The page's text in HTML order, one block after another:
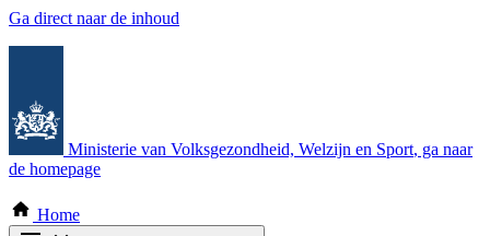
Ga direct naar de inhoud
Ministerie van Volksgezondheid, Welzijn en Sport, ga naar
de homepage
Home